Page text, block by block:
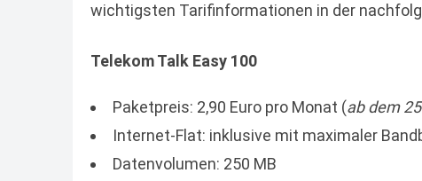
wichtigsten Tarifinformationen in der
Telekom Talk Easy 100
Paketpreis: 2,90 Euro pro Monat (ab dem
Internet-Flat: inklusive mit maximaler
Datenvolumen: 250 MB